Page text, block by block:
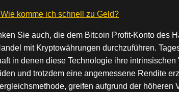
komme ich schnell zu Geld?
Sie auch, die dem Bitcoin Profit-Konto des
mit Kryptowährungen durchzuführen.
in denen diese Technologie ihre
und trotzdem eine angemessene Rendite
greifen aufgrund der